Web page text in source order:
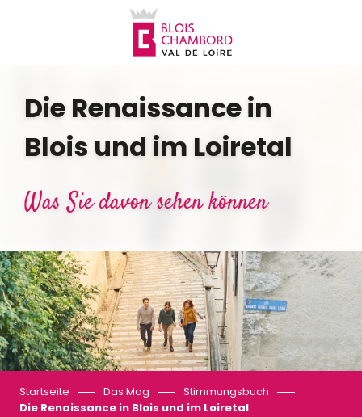
Die Renaissance in
Blois und im Loiretal
Was Sie davon sehen können
Startseite Das Mag
Stimmungsbuch
Die Renaissance in Blois und im Loiretal